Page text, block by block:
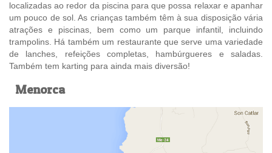
localizadas ao redor da piscina para que possa relaxar e apanhar
um pouco de sol. As crianças também têm à sua disposição vária
atrações e piscinas, bem como um parque infantil, incluindo
trampolins. Há também um restaurante que serve uma variedade
de lanches, refeições completas, hambúrgueres e saladas.
Também tem karting para ainda mais diversão!
Menorca